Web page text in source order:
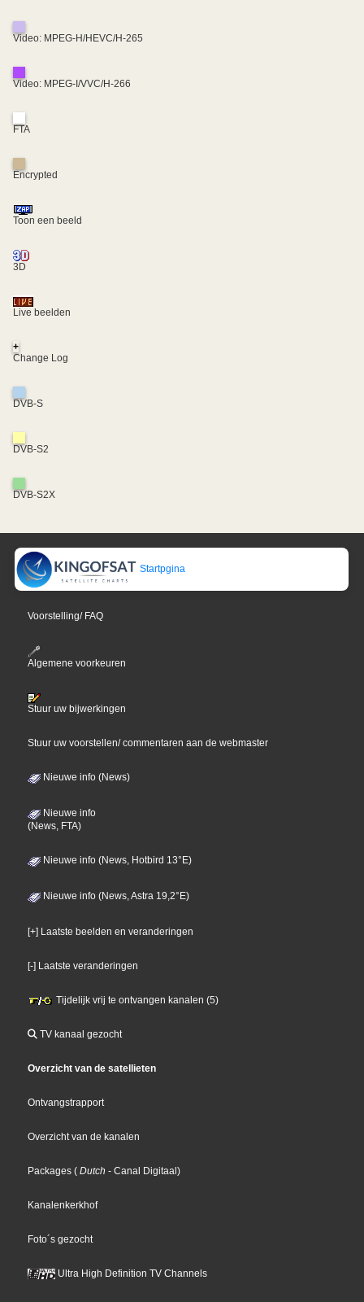
Video: MPEG-H/HEVC/H-265
Video: MPEG-I/VVC/H-266
FTA
Encrypted
Toon een beeld
3D
Live beelden
+
Change Log
DVB-S
DVB-S2
DVB-S2X
Startpgina
Voorstelling/ FAQ
Algemene voorkeuren
Stuur uw bijwerkingen
Stuur uw voorstellen/ commentaren aan de webmaster
Nieuwe info (News)
Nieuwe info
(News, FTA)
Nieuwe info (News, Hotbird 13°E)
Nieuwe info (News, Astra 19,2°E)
[+] Laatste beelden en veranderingen
[-] Laatste veranderingen
Tijdelijk vrij te ontvangen kanalen (5)
TV kanaal gezocht
Overzicht van de satellieten
Ontvangstrapport
Overzicht van de kanalen
Packages ( Dutch - Canal Digitaal)
Kanalenkerkhof
Foto´s gezocht
Ultra High Definition TV Channels